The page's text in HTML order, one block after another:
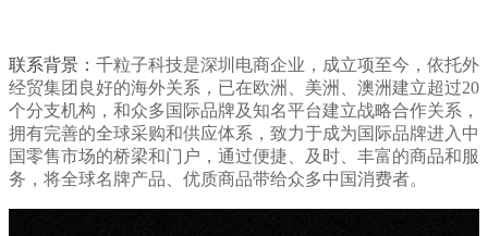
联系背景： 千粒子科技是深圳电商企业 ， 成立项至今，依托外
经贸集团良好的海外关系，已在欧洲、美洲、澳洲建立超过20
个分支机构，和众多国际品牌及知名平台建立战略合作关系，
拥有完善的全球采购和供应体系，致力于成为国际品牌进入中
国零售市场的桥梁和门户，通过便捷、及时、丰富的商品和服
务，将全球名牌产品、优质商品带给众多中国消费者。